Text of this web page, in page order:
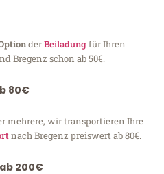
derBeiladungfür Ihren
Bregenz schon ab 50€.
80€
mehrere, wir transportieren Ihre
nach Bregenz preiswert ab 80€.
200€